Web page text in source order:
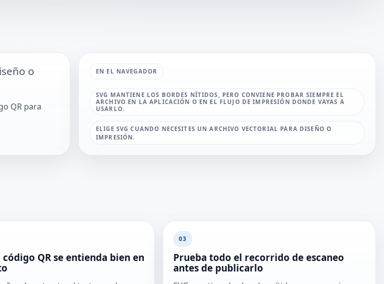
o
QR para
EN EL NAVEGADOR
SVG MANTIENE LOS BORDES NÍTIDOS, PERO CONVIENE PROBAR SIEMPRE EL
ARCHIVO EN LA APLICACIÓN O EN EL FLUJO DE IMPRESIÓN DONDE VAYAS A
USARLO.
ELIGE SVG CUANDO NECESITES UN ARCHIVO VECTORIAL PARA DISEÑO O
IMPRESIÓN.
código QR se entienda bien en
03
Prueba todo el recorrido de escaneo
antes de publicarlo